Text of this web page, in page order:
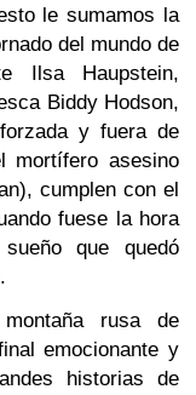
le sumamos la
del mundo de
Ilsa Haupstein,
Biddy Hodson,
y fuera de
mortífero asesino
cumplen con el
fuese la hora
que quedó
rusa de
emocionante y
historias de